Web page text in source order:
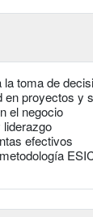
toma de
en proyectos y
el negocio
liderazgo
efectivos